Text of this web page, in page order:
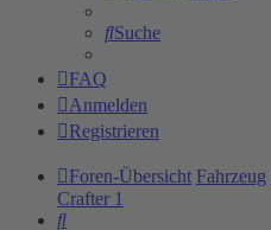
Suche
FAQ
Anmelden
Registrieren
Foren-Übersicht Fahrzeug
Crafter 1
Suche